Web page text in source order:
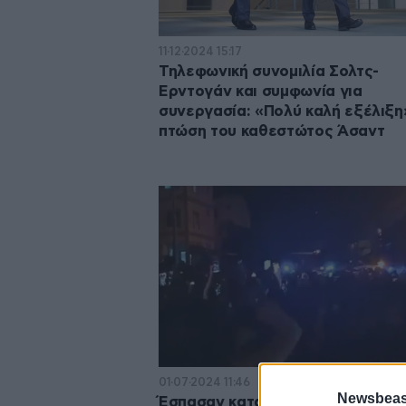
11·12·2024 15:17
Τηλεφωνική συνομιλία Σολτς-
Ερντογάν και συμφωνία για
συνεργασία: «Πολύ καλή
πτώση του καθεστώτος Άσαντ
01·07·2024 11:46
Έσπασαν καταστήματα σύρων